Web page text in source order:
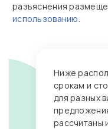
разъяснения
использованию.
Ниже
срокам и
для разных
рассчитаны